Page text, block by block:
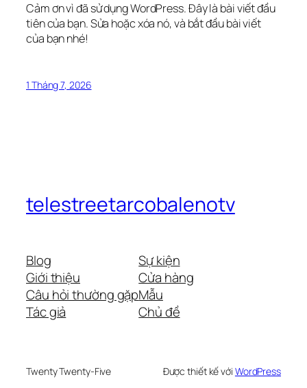
Cảm ơn vì đã sử dụng WordPress. Đây là bài viết đầu
tiên của bạn. Sửa hoặc xóa nó, và bắt đầu bài viết
của bạn nhé!
1 Tháng 7, 2026
telestreetarcobalenotv
Blog
Giới thiệu
Câu hỏi thường gặp
Tác giả
Sự kiện
Cửa hàng
Mẫu
Chủ đề
Twenty Twenty-Five Được thiết kế với WordPress